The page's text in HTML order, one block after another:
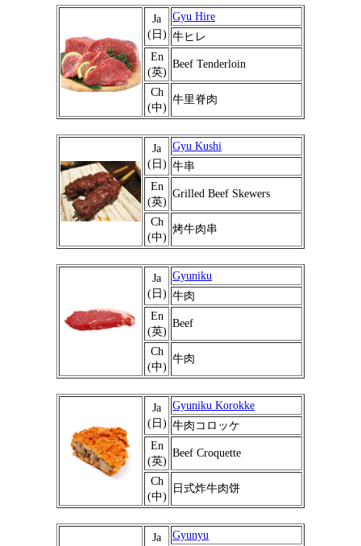
Ja
(日)
Gyu Hire
牛ヒレ
En
(英)
Beef Tenderloin
Ch
(中)
牛里脊肉
Ja
(日)
Gyu Kushi
牛串
En
(英)
Grilled Beef Skewers
Ch
(中)
烤牛肉串
Ja
(日)
Gyuniku
牛肉
En
(英)
Beef
Ch
(中)
牛肉
Ja
(日)
Gyuniku Korokke
牛肉コロッケ
En
(英)
Beef Croquette
Ch
(中)
日式炸牛肉饼
Ja
Gyunyu